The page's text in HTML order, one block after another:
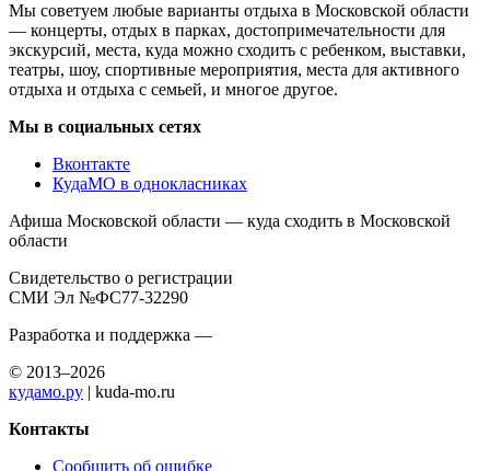
Мы советуем любые варианты отдыха в Московской области
— концерты, отдых в парках, достопримечательности для
экскурсий, места, куда можно сходить с ребенком, выставки,
театры, шоу, спортивные мероприятия, места для активного
отдыха и отдыха с семьей, и многое другое.
Мы в социальных сетях
Вконтакте
КудаМО в однокласниках
Афиша Московской области — куда сходить в Московской
области
Свидетельство о регистрации
СМИ Эл №ФС77-32290
Разработка и поддержка —
© 2013–2026
кудамо.ру | kuda-mo.ru
Контакты
Сообщить об ошибке